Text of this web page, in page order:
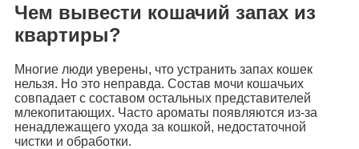
Чем вывести кошачий запах из
квартиры?
Многие люди уверены, что устранить запах кошек
нельзя. Но это неправда. Состав мочи кошачьих
совпадает с составом остальных представителей
млекопитающих. Часто ароматы появляются из-за
ненадлежащего ухода за кошкой, недостаточной
чистки и обработки.